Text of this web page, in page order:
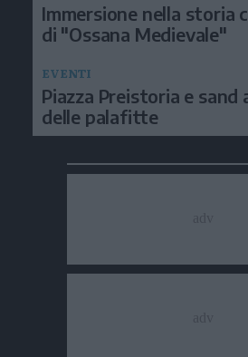
Immersione nella storia
di "Ossana Medievale"
EVENTI
Piazza Preistoria e sand
delle palafitte